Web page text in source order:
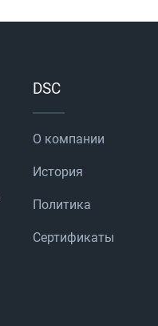
DSC
О компании
История
Политика
Сертификаты